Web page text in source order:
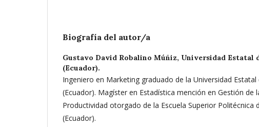
Biografía del autor/a
Gustavo David Robalino Múñiz, Universidad Estatal
(Ecuador).
Ingeniero en Marketing graduado de la Universidad
(Ecuador). Magíster en Estadística mención en Gestión de
Productividad otorgado de la Escuela Superior Politécnica
(Ecuador).